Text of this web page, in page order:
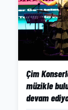
Çim
müzikle
devam